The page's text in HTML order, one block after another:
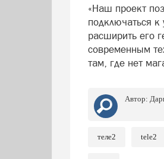
«Наш проект
подключаться
расширить его
современным
там, где нет
Автор:
теле2 tele2